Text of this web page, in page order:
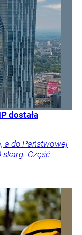
dostała
a do Państwowej
skarg. Część